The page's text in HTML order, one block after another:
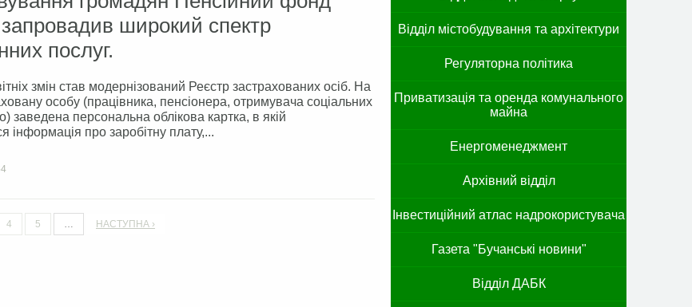
запровадив широкий спектр
послуг.
змін став модернізований Реєстр застрахованих осіб. На
особу (працівника, пенсіонера, отримувача соціальних
заведена персональна облікова картка, в якій
інформація про заробітну плату,...
4 5 … НАСТУПНА ›
Відділ містобудування та архітектури
Регуляторна політика
Приватизація та оренда комунального
майна
Енергоменеджмент
Архівний відділ
Інвестиційний атлас надрокористувача
Газета "Бучанські новини"
Відділ ДАБК